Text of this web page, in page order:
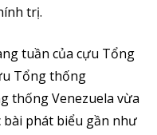
trị.
tuần của cựu Tổng
Tổng thống
thống Venezuela vừa
bài phát biểu gần như